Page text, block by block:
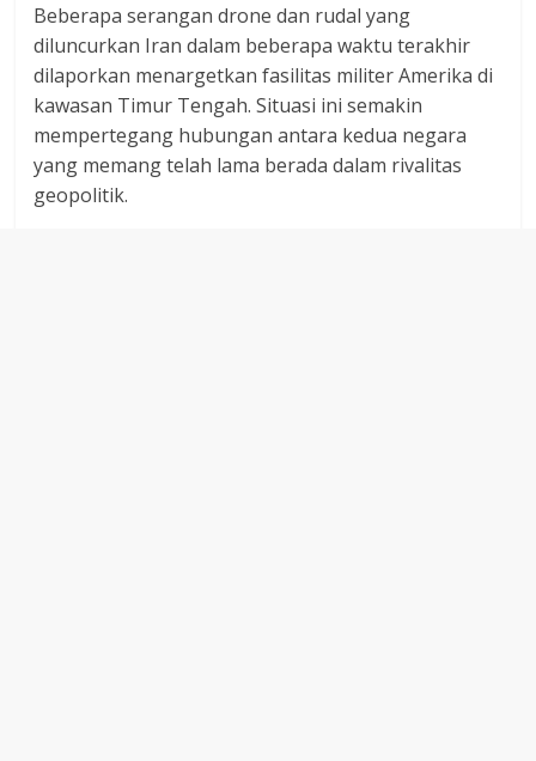
Beberapa serangan drone dan rudal yang
diluncurkan Iran dalam beberapa waktu terakhir
dilaporkan menargetkan fasilitas militer Amerika di
kawasan Timur Tengah. Situasi ini semakin
mempertegang hubungan antara kedua negara
yang memang telah lama berada dalam rivalitas
geopolitik.